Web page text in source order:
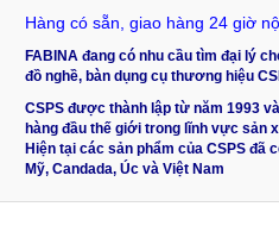
Hàng có sẵn, giao hàng 24 giờ
FABINA đang có nhu cầu tìm đại lý
đồ nghề, bàn dụng cụ thương hiệu
CSPS được thành lập từ năm 1993
hàng đầu thế giới trong lĩnh vực sản
Hiện tại các sản phẩm của CSPS đã
Mỹ, Candada, Úc và Việt Nam